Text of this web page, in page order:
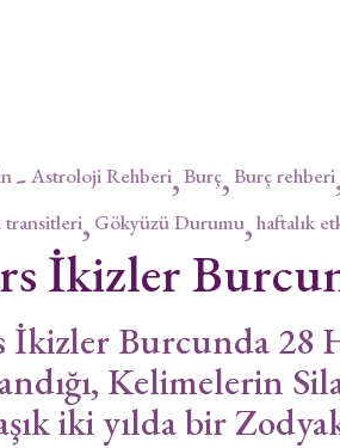
Astroloji Rehberi Burç Burç rehberi
transitleri Gökyüzü Durumu haftalık
İkizler
İkizler Burcunda 28
Kelimelerin
iki yılda bir